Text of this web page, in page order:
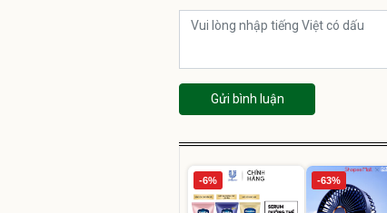
Gửi bình luận
-6% -63%